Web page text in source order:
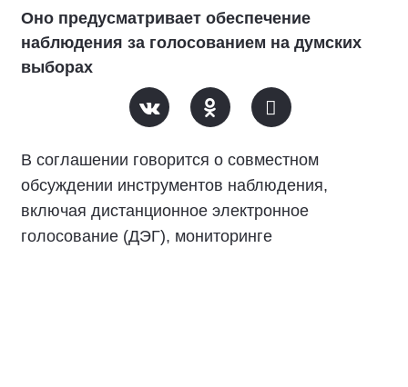
Оно предусматривает обеспечение
наблюдения за голосованием на думских
выборах
В соглашении говорится о совместном
обсуждении инструментов наблюдения,
включая дистанционное электронное
голосование (ДЭГ), мониторинге